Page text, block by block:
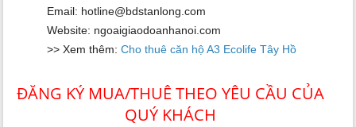
Email: hotline@bdstanlong.com
Website: ngoaigiaodoanhanoi.com
>> Xem thêm:Cho thuê căn hộ A3 Ecolife Tây Hồ
ĐĂNG KÝ MUA/THUÊ THEO YÊU CẦU CỦA
QUÝ KHÁCH